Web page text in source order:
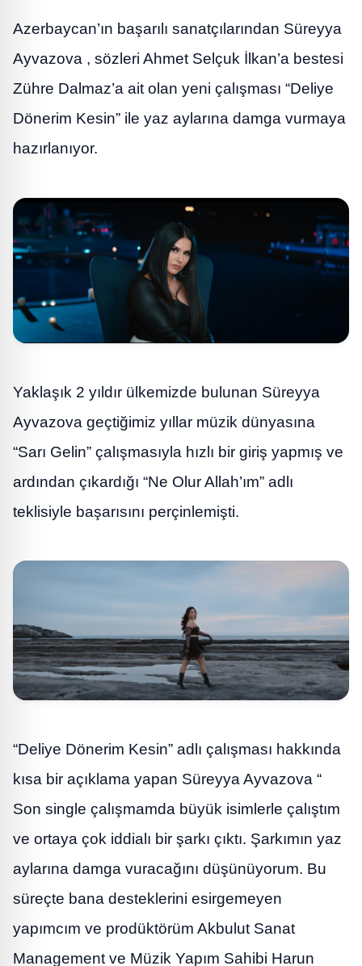
Azerbaycan’ın başarılı sanatçılarından Süreyya
Ayvazova , sözleri Ahmet Selçuk İlkan’a bestesi
Zühre Dalmaz’a ait olan yeni çalışması “Deliye
Dönerim Kesin” ile yaz aylarına damga vurmaya
hazırlanıyor.
Yaklaşık 2 yıldır ülkemizde bulunan Süreyya
Ayvazova geçtiğimiz yıllar müzik dünyasına
“Sarı Gelin” çalışmasıyla hızlı bir giriş yapmış ve
ardından çıkardığı “Ne Olur Allah’ım” adlı
teklisiyle başarısını perçinlemişti.
“Deliye Dönerim Kesin” adlı çalışması hakkında
kısa bir açıklama yapan Süreyya Ayvazova “
Son single çalışmamda büyük isimlerle çalıştım
ve ortaya çok iddialı bir şarkı çıktı. Şarkımın yaz
aylarına damga vuracağını düşünüyorum. Bu
süreçte bana desteklerini esirgemeyen
yapımcım ve prodüktörüm Akbulut Sanat
Management ve Müzik Yapım Sahibi Harun